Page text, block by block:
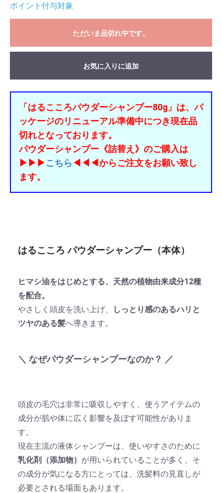
ポイント付与対象
ただいま品切れ中です。
お気に入りに追加
「はるこころパウダーシャンプー80g」は、パ
ッケージのリニューアル準備中につき現在品
切れとなっております。
パウダーシャンプー《詰替え》のご購入は
▶▶▶ こちら ◀◀◀からご注文をお願い致し
ます。
はるこころ パウダーシャンプー（本体）
ヒマシ油をはじめとする、天然の植物由来成分12種
を配合。
やさしく頭皮を洗い上げ、
しっとり感のあるハリと
ツヤのある髪へ導きます。
＼ なぜパウダーシャンプーなのか？ ／
頭皮の毛穴は非常に吸収しやすく、使うアイテムの
成分が肌や体に広く影響を及ぼす可能性がありま
す。
現在主流の液体シャンプーは、使いやすさのために
乳化剤（添加物） が用いられていることが多く、そ
の成分が気になる方にとっては、洗髪料の見直しが
必要とされる場面もあります。